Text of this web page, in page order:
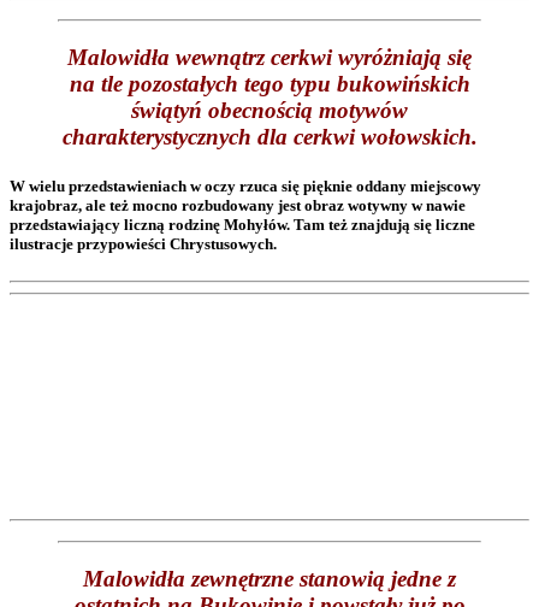
Malowidła wewnątrz cerkwi wyróżniają się
na tle pozostałych tego typu bukowińskich
świątyń obecnością motywów
charakterystycznych dla cerkwi wołowskich.
W wielu przedstawieniach w oczy rzuca się pięknie oddany miejscowy
krajobraz, ale też mocno rozbudowany jest obraz wotywny w nawie
przedstawiający liczną rodzinę Mohyłów. Tam też znajdują się liczne
ilustracje przypowieści Chrystusowych.
Malowidła zewnętrzne stanowią jedne z